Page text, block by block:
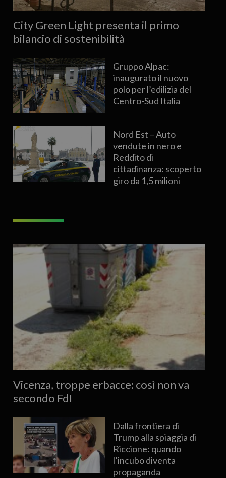
City Green Light presenta il primo
bilancio di sostenibilità
Gruppo Alpac:
inaugurato il nuovo
polo per l’edilizia del
Centro-Sud Italia
Nord Est – Auto
vendute in nero e
Reddito di
cittadinanza: scoperto
giro da 1,5 milioni
Vicenza, troppe erbacce: così non va
secondo FdI
Dalla frontiera di
Trump alla spiaggia di
Riccione: quando
l’incubo diventa
propaganda